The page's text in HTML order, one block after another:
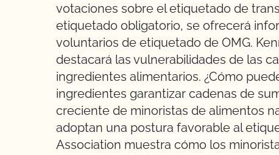
votaciones sobre el etiquetado de
etiquetado obligatorio, se ofrecerá
voluntarios de etiquetado de OMG.
destacará las vulnerabilidades de las
ingredientes alimentarios. ¿Cómo
ingredientes garantizar cadenas de
creciente de minoristas de alimentos
adoptan una postura favorable al
Association muestra cómo los